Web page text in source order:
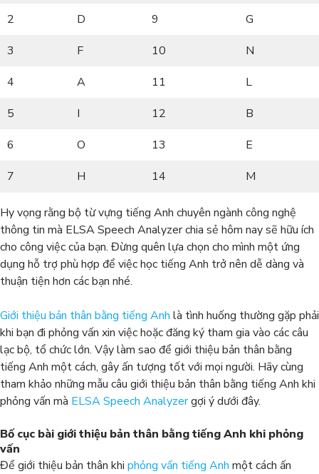
2 D 9
G
3
F 10
N
4
A 11
L
5
I 12
B
6
O 13
E
7
H 14 M
Hy vọng rằng bộ từ vựng tiếng Anh chuyên ngành công nghệ
thông tin mà ELSA Speech Analyzer chia sẻ hôm nay sẽ hữu ích
cho công việc của bạn. Đừng quên lựa chọn cho mình một ứng
dụng hỗ trợ phù hợp để việc học tiếng Anh trở nên dễ dàng và
thuận tiện hơn các bạn nhé.
Giới thiệu bản thân bằng tiếng Anh là tình huống thường gặp phải
khi bạn đi phỏng vấn xin việc hoặc đăng ký tham gia vào các câu
lạc bộ, tổ chức lớn. Vậy làm sao để giới thiệu bản thân bằng
tiếng Anh một cách, gây ấn tượng tốt với mọi người. Hãy cùng
tham khảo những mẫu câu giới thiệu bản thân bằng tiếng Anh khi
phỏng vấn mà ELSA Speech Analyzergợi ý dưới đây.
Bố cục bài giới thiệu bản thân bằng tiếng Anh khi phỏng
vấn
Để giới thiệu bản thân khi phỏng vấn tiếng Anh một cách ấn